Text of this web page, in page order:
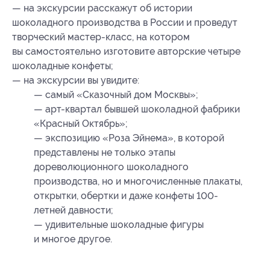
— на экскурсии расскажут об истории
шоколадного производства в России и проведут
творческий мастер-класс, на котором
вы самостоятельно изготовите авторские четыре
шоколадные конфеты;
— на экскурсии вы увидите:
— самый «Сказочный дом Москвы»;
— арт-квартал бывшей шоколадной фабрики
«Красный Октябрь»;
— экспозицию «Роза Эйнема», в которой
представлены не только этапы
дореволюционного шоколадного
производства, но и многочисленные плакаты,
открытки, обертки и даже конфеты 100-
летней давности;
— удивительные шоколадные фигуры
и многое другое.